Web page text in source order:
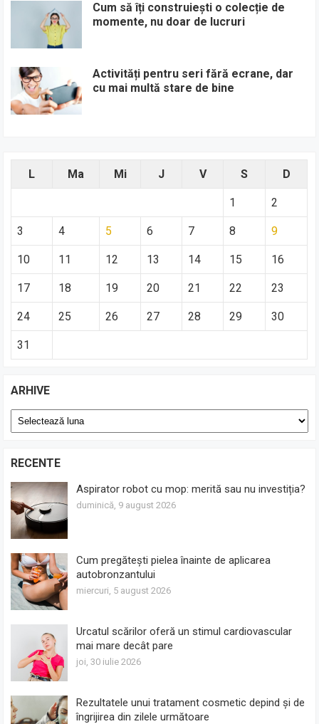
Cum să îți construiești o colecție de
momente, nu doar de lucruri
Activități pentru seri fără ecrane, dar
cu mai multă stare de bine
L Ma Mi J V S D
1 2
3 4 5 6 7 8 9
10 11 12 13 14 15 16
17 18 19 20 21 22 23
24 25 26 27 28 29 30
31
ARHIVE
Arhive
RECENTE
Aspirator robot cu mop: merită sau nu investiția?
duminică, 9 august 2026
Cum pregătești pielea înainte de aplicarea
autobronzantului
miercuri, 5 august 2026
Urcatul scărilor oferă un stimul cardiovascular
mai mare decât pare
joi, 30 iulie 2026
Rezultatele unui tratament cosmetic depind și de
îngrijirea din zilele următoare